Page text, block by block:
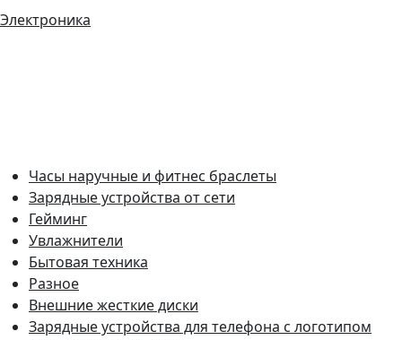
Электроника
Часы наручные и фитнес браслеты
Зарядные устройства от сети
Гейминг
Увлажнители
Бытовая техника
Разное
Внешние жесткие диски
Зарядные устройства для телефона с логотипом